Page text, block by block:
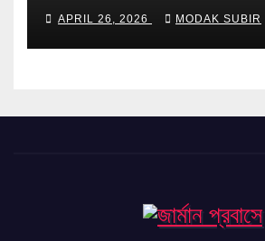
APRIL 26, 2026 MODAK SUBIR